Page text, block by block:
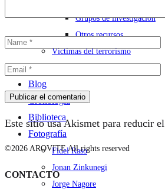
Grupos de investigación
Otros recursos
Víctimas del terrorismo
Blog
Cronología
Biblioteca
Fotografía
Fidel Raso
Jonan Zinkunegi
Jorge Nagore
Este sitio usa Akismet para reducir
©2026 AROVITE All rights reserved
CONTACTO